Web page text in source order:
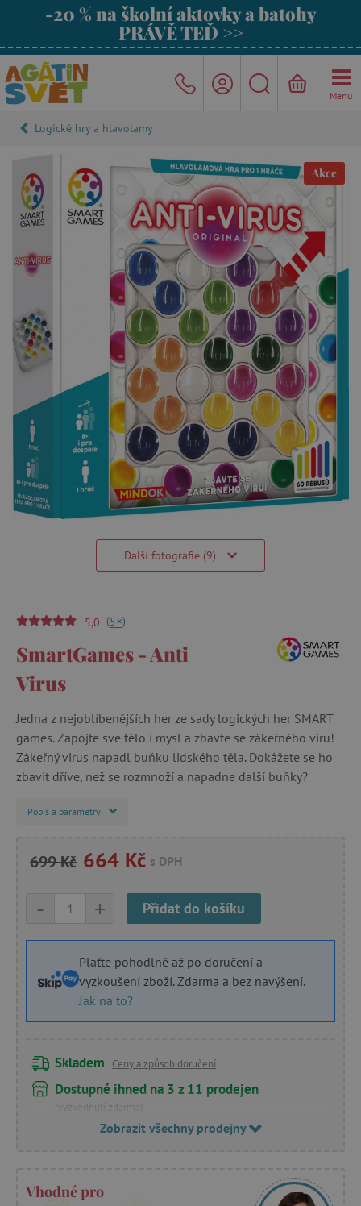
-20 % na školní aktovky a batohy
PRÁVĚ TEĎ >>
Menu
Logické hry a hlavolamy
Akce
Další fotografie (9)
5,0 (5+)
SmartGames - Anti
Virus
Jedna z nejoblíbenějších her ze sady logických her SMART
games. Zapojte své tělo i mysl a zbavte se zákeřného viru!
Zákeřný virus napadl buňku lidského těla. Dokážete se ho
zbavit dříve, než se rozmnoží a napadne další buňky?
Popis a parametry
699 Kč 664 Kč s DPH
+
- Přidat do košíku
Plaťte pohodlně až po doručení a
vyzkoušení zboží. Zdarma a bez navýšení.
Jak na to?
Skladem Ceny a způsob doručení
Dostupné ihned na 3 z 11 prodejen
(vyzvednutí zdarma)
Zobrazit všechny prodejny
Vhodné pro